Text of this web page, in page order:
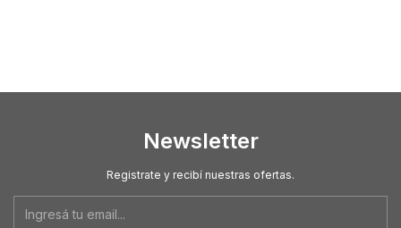
Newsletter
Registrate y recibí nuestras ofertas.